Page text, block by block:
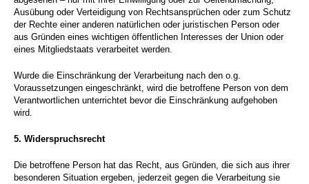
Ausübung oder Verteidigung von Rechtsansprüchen oder zum Schutz
der Rechte einer anderen natürlichen oder juristischen Person oder
aus Gründen eines wichtigen öffentlichen Interesses der Union oder
eines Mitgliedstaats verarbeitet werden.
Wurde die Einschränkung der Verarbeitung nach den o.g.
Voraussetzungen eingeschränkt, wird die betroffene Person von dem
Verantwortlichen unterrichtet bevor die Einschränkung aufgehoben
wird.
5. Widerspruchsrecht
Die betroffene Person hat das Recht, aus Gründen, die sich aus ihrer
besonderen Situation ergeben, jederzeit gegen die Verarbeitung sie